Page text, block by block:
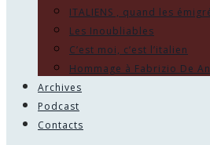
ITALIENS , quand les
Les Inoubliables
C’est moi, c’est l’italien
Hommage à Fabrizio De
Archives
Podcast
Contacts